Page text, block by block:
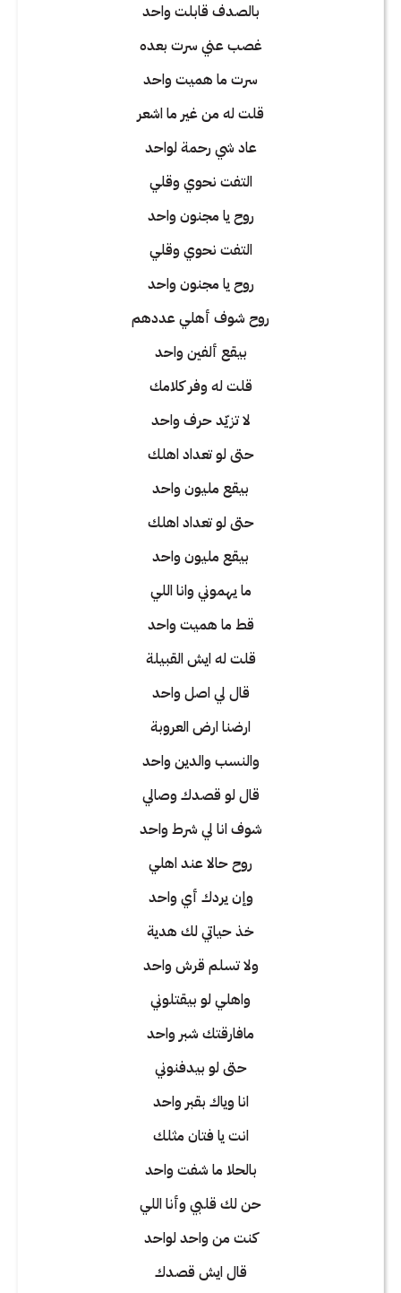
بالصدف قابلت واحد
غصب عني سرت بعده
سرت ما هميت واحد
قلت له من غير ما اشعر
عاد شي رحمة لواحد
التفت نحوي وقلي
روح يا مجنون واحد
التفت نحوي وقلي
روح يا مجنون واحد
روح شوف أهلي عددهم
بيقع ألفين واحد
قلت له وفر كلامك
لا تزيّد حرف واحد
حتى لو تعداد اهلك
بيقع مليون واحد
حتى لو تعداد اهلك
بيقع مليون واحد
ما يهموني وانا اللي
قط ما هميت واحد
قلت له ايش القبيلة
قال لي اصل واحد
ارضنا ارض العروبة
والنسب والدين واحد
قال لو قصدك وصالي
شوف انا لي شرط واحد
روح حالا عند اهلي
وإن يردك أي واحد
خذ حياتي لك هدية
ولا تسلم قرش واحد
واهلي لو بيقتلوني
مافارقتك شبر واحد
حتى لو بيدفنوني
انا وياك بقبر واحد
انت يا فتان مثلك
بالحلا ما شفت واحد
حن لك قلبي وأنا اللي
كنت من واحد لواحد
قال ايش قصدك